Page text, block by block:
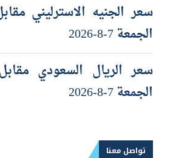
سعر الجنيه الاسترليني
الجمعة 7-8-2026
سعر الريال السعودي
الجمعة 7-8-2026
تواصل معنا